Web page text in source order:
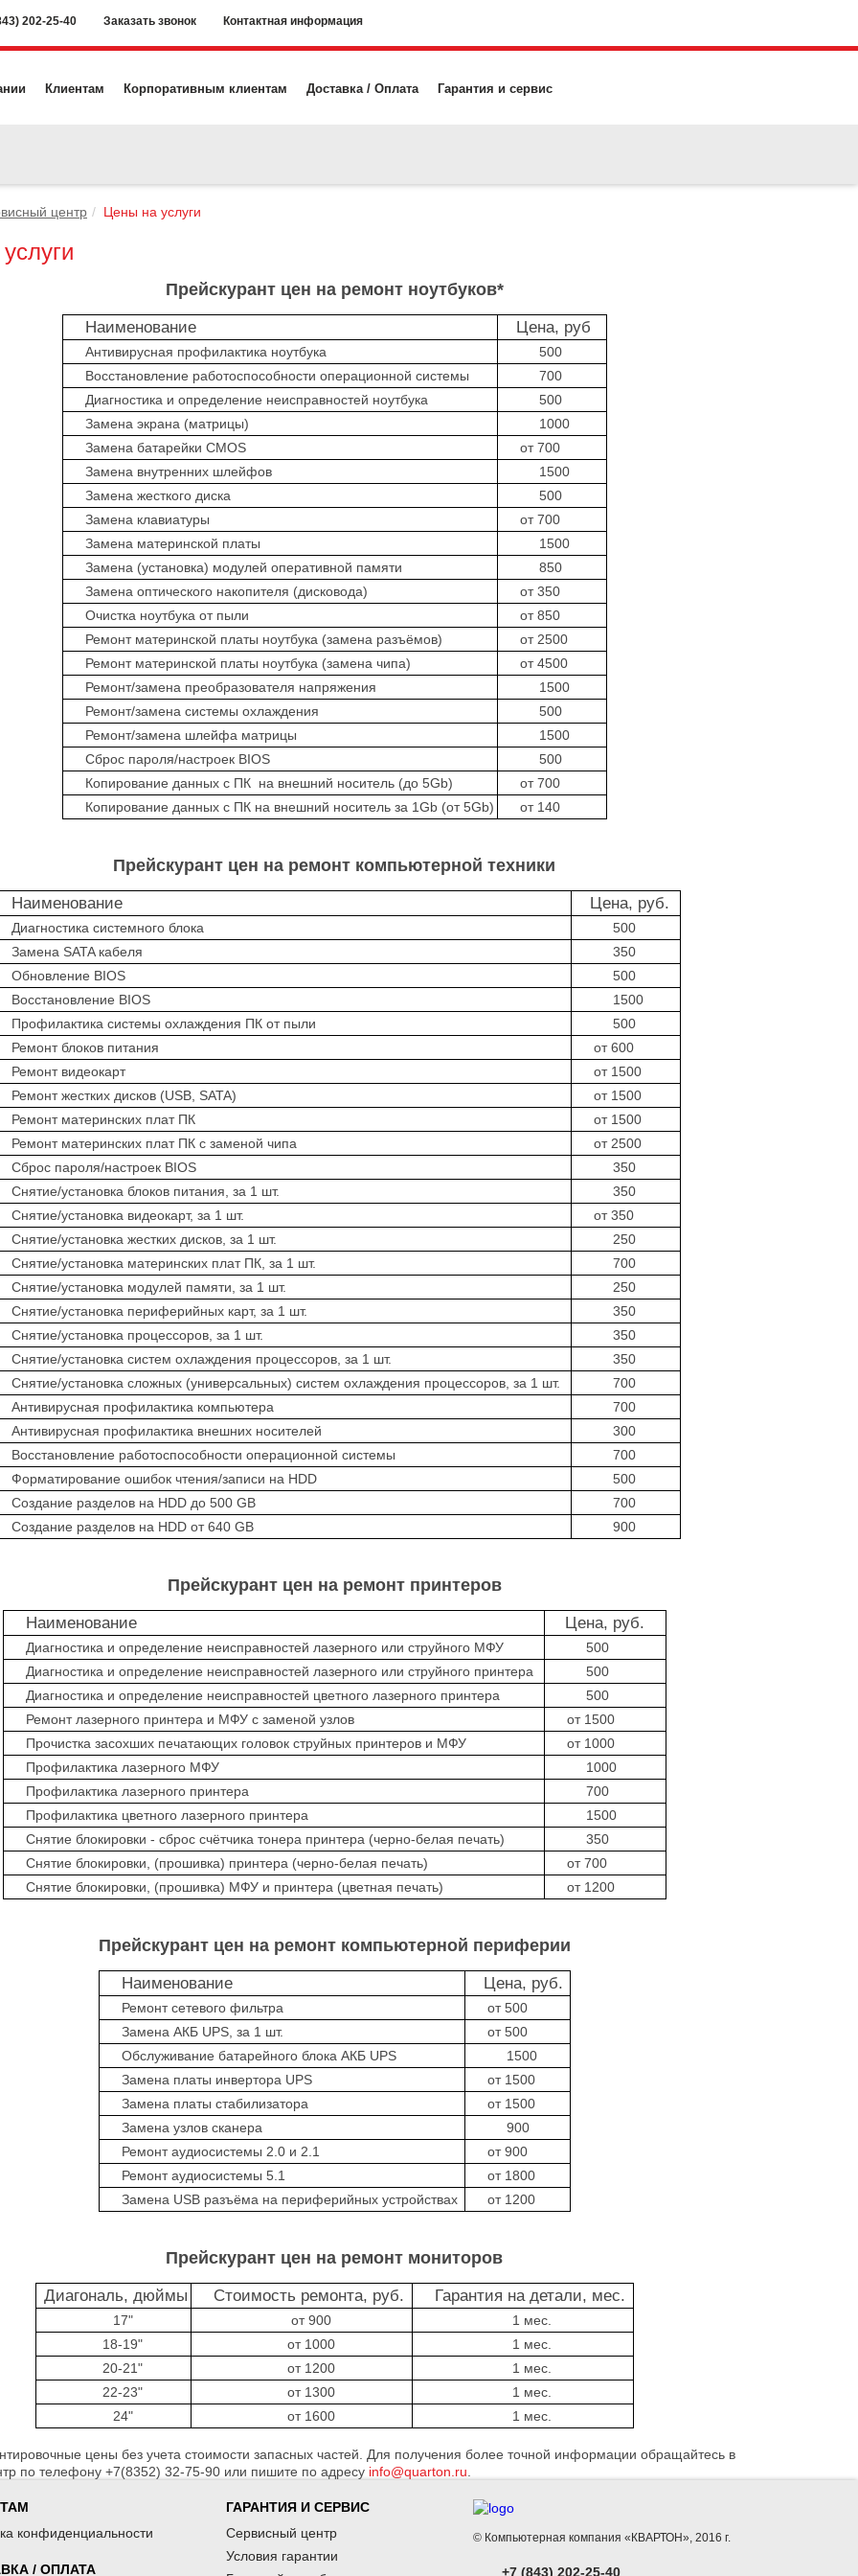
202-25-40 Заказать звонок Контактная информация
Клиентам Корпоративным клиентам Доставка / Оплата Гарантия и сервис
центр Цены на услуги
Прейскурант цен на ремонт ноутбуков*
Наименование
Цена, руб
Антивирусная профилактика ноутбука
500
Восстановление работоспособности операционной системы
700
Диагностика и определение неисправностей ноутбука
500
Замена экрана (матрицы)
1000
Замена батарейки CMOS
от 700
Замена внутренних шлейфов
1500
Замена жесткого диска
500
Замена клавиатуры
от 700
Замена материнской платы
1500
Замена (установка) модулей оперативной памяти
850
Замена оптического накопителя (дисковода)
от 350
Очистка ноутбука от пыли
от 850
Ремонт материнской платы ноутбука (замена разъёмов)
от 2500
Ремонт материнской платы ноутбука (замена чипа)
от 4500
Ремонт/замена преобразователя напряжения
1500
Ремонт/замена системы охлаждения
500
Ремонт/замена шлейфа матрицы
1500
Сброс пароля/настроек BIOS
500
Копирование данных с ПК на внешний носитель (до 5Gb)
от 700
Копирование данных с ПК на внешний носитель за 1Gb (от 5Gb)
от 140
Прейскурант цен на ремонт компьютерной техники
Наименование
Цена, руб.
Диагностика системного блока
500
Замена SATA кабеля
350
Обновление BIOS
500
Восстановление BIOS
1500
Профилактика системы охлаждения ПК от пыли
500
Ремонт блоков питания
от 600
Ремонт видеокарт
от 1500
Ремонт жестких дисков (USB, SATA)
от 1500
Ремонт материнских плат ПК
от 1500
Ремонт материнских плат ПК с заменой чипа
от 2500
Сброс пароля/настроек BIOS
350
Снятие/установка блоков питания, за 1 шт.
350
Снятие/установка видеокарт, за 1 шт.
от 350
Снятие/установка жестких дисков, за 1 шт.
250
Снятие/установка материнских плат ПК, за 1 шт.
700
Снятие/установка модулей памяти, за 1 шт.
250
Снятие/установка периферийных карт, за 1 шт.
350
Снятие/установка процессоров, за 1 шт.
350
Снятие/установка систем охлаждения процессоров, за 1 шт.
350
Снятие/установка сложных (универсальных) систем охлаждения процессоров, за 1 шт.
700
Антивирусная профилактика компьютера
700
Антивирусная профилактика внешних носителей
300
Восстановление работоспособности операционной системы
700
Форматирование ошибок чтения/записи на HDD
500
Создание разделов на HDD до 500 GB
700
Создание разделов на HDD от 640 GB
900
Прейскурант цен на ремонт принтеров
Наименование
Цена, руб.
Диагностика и определение неисправностей лазерного или струйного МФУ
500
Диагностика и определение неисправностей лазерного или струйного принтера
500
Диагностика и определение неисправностей цветного лазерного принтера
500
Ремонт лазерного принтера и МФУ с заменой узлов
от 1500
Прочистка засохших печатающих головок струйных принтеров и МФУ
от 1000
Профилактика лазерного МФУ
1000
Профилактика лазерного принтера
700
Профилактика цветного лазерного принтера
1500
Снятие блокировки - сброс счётчика тонера принтера (черно-белая печать)
350
Снятие блокировки, (прошивка) принтера (черно-белая печать)
от 700
Снятие блокировки, (прошивка) МФУ и принтера (цветная печать)
от 1200
Прейскурант цен на ремонт компьютерной периферии
Наименование
Цена, руб.
Ремонт сетевого фильтра
от 500
Замена АКБ UPS, за 1 шт.
от 500
Обслуживание батарейного блока АКБ UPS
1500
Замена платы инвертора UPS
от 1500
Замена платы стабилизатора
от 1500
Замена узлов сканера
900
Ремонт аудиосистемы 2.0 и 2.1
от 900
Ремонт аудиосистемы 5.1
от 1800
Замена USB разъёма на периферийных устройствах
от 1200
Прейскурант цен на ремонт мониторов
Диагональ, дюймы
Стоимость ремонта, руб. Гарантия на детали, мес.
17" от 900
1 мес.
18-19"
от 1000
1 мес.
20-21"
от 1200
1 мес.
22-23"
от 1300
1 мес.
24"
от 1600 1 мес.
цены без учета стоимости запасных частей. Для получения более точной информации обращайтесь в
по телефону +7(8352) 32-75-90 или пишите по адресу info@quarton.ru
конфиденциальности
/ ОПЛАТА
ГАРАНТИЯ И СЕРВИС
Сервисный центр
Условия гарантии
© Компьютерная компания «КВАРТОН», 2016 г.
+7 (843) 202-25-40